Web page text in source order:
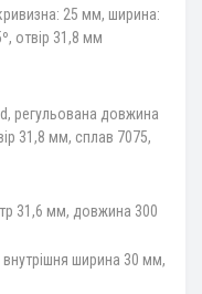
25 мм, ширина:
отвір 31,8 мм
регульована довжина
31,8 мм, сплав 7075,
31,6 мм, довжина 300
внутрішня ширина 30 мм,